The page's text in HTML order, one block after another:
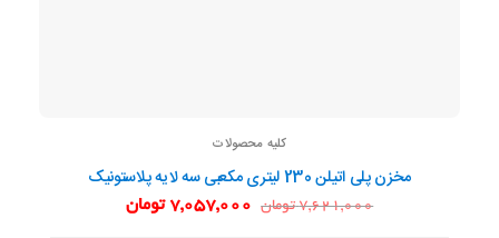
کلیه محصولات
مخزن پلی اتیلن 230 لیتری مکعبی سه لایه پلاستونیک
7,621,000 تومان قیمت
اصلی:
7,057,000 تومانقیمت